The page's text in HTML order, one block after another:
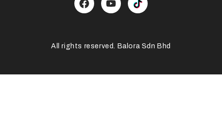
All rights reserved. Balora Sdn Bhd